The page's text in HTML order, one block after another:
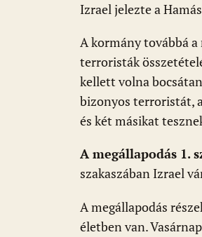
Izrael jelezte a
A kormány továbbá
terroristák
kellett volna
bizonyos terroristát,
és két másikat
A megállapodás 1.
szakaszában Izrael
A megállapodás
életben van.